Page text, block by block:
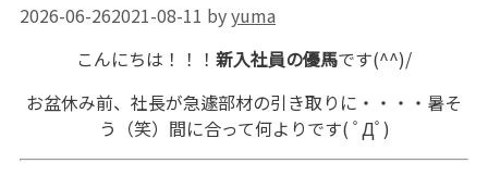
2026-06-262021-08-11 byyuma
こんにちは！！！ 新入社員の優馬です(^^)/
お盆休み前、社長が急遽部材の引き取りに・・・・暑そ
う（笑）間に合って何よりです( ﾟДﾟ)